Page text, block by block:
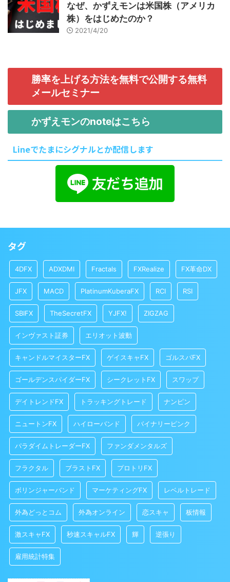
なぜ、かずえモンは米国株（アメリカ
株）をはじめたのか？
2021/4/20
勝率を上げる方法を無料で公開する無料
メールセミナー
かずえモンのnoteはこちら
Lineでたまにシグナルとか配信します
タグ
4DFX ADXDMI Fractals FXRealize FX革命DX
JFX MACD PlatinumKuberaFX RCI RSI
SBIFX TheSecretFX YJFX! ZIGZAG
インヴァスト証券 エリオット波動
キャンドルマイスターFX ゲイスキャFX ゴルスパFX
ゴールデンスパイダーFX シークレットFX スワップ
デイトレンドFX トラッキングトレード ナンピン
ニュートンFX ハイローバンド バイナリーピンク
パラダイムトレーダーFX ファンダメンタルズ
フラクタル ブラストFX プロトリFX
ボリンジャーバンド マーケティングFX レベルトレード
外為どっとコム 外為オンライン 恋スキャ 板情報
激スキャFX 秒速スキャルFX 輝 逆張り
雇用統計特集